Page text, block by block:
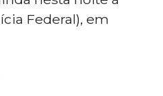
Federal), em